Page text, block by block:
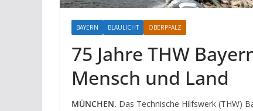
BAYERN BLAULICHT OBERPFALZ
75 Jahre THW
Mensch und Land
MÜNCHEN. Das Technische Hilfswerk (THW)